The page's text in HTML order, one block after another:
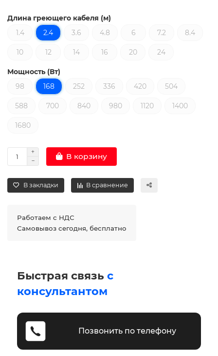
Длина греющего кабеля (м)
1.4
2.4 3.6 4.8 6 7.2 8.4
10 12 14 16 20 24
Мощность (Вт)
98
168 252 336 420 504
588 700 840 980 1120 1400
1680
В корзину
В закладки В сравнение
Работаем с НДС
Самовывоз сегодня, бесплатно
Быстрая связь с
консультантом
Позвонить по телефону